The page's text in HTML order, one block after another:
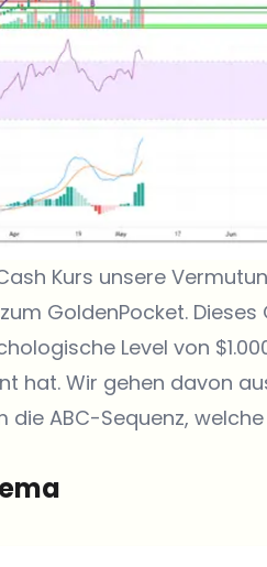
Kurs unsere
GoldenPocket.
Level von
hat. Wir gehen davon
die ABC-Sequenz,